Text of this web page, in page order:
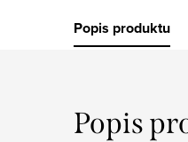
Popis produktu
Popis